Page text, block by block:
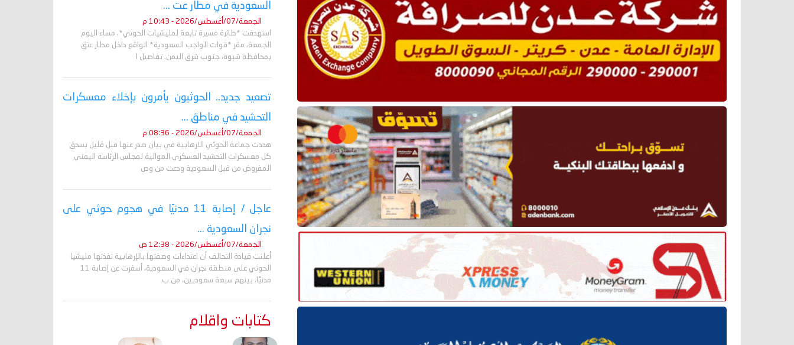
السعودية في مطار عت ...
الجمعة/07/أغسطس/2026 - 10:43 م
استهدفت *طائرة مسيرة تابعة لمليشيات الحوثي*، مساء اليوم
الجمعة، مقر *قوات الواجب السعودية* الواقع داخل مطار عتق
بمحافظة شبوة، جنوب شرق اليمن. تفاصيل ا
تصعيد جديد.. الحوثيون يأمرون بإخلاء معسكرات
التحشيد في مناطق ...
الجمعة/07/أغسطس/2026 - 08:36 م
هددت جماعة الحوثي الارهابية في بيان صدر عنها قبل قليل بسحق
كل معسكرات التحشيد العسكري الموالية لمجلس الرئاسة اليمني
المفروض من قبل السعودية ودعت من وص
عاجل / إصابة 11 مدنيًا في هجوم حوثي على
نجران السعودية ...
الجمعة/07/أغسطس/2026 - 12:38 ص
أعلنت قيادة التحالف أن اعتداءات وصفتها بالإرهابية نفذتها مليشيا
الحوثي على منطقة نجران في السعودية، أسفرت عن إصابة 11
مدنيًا، بينهم سبعة سعوديين، من ب
كتابات واقلام